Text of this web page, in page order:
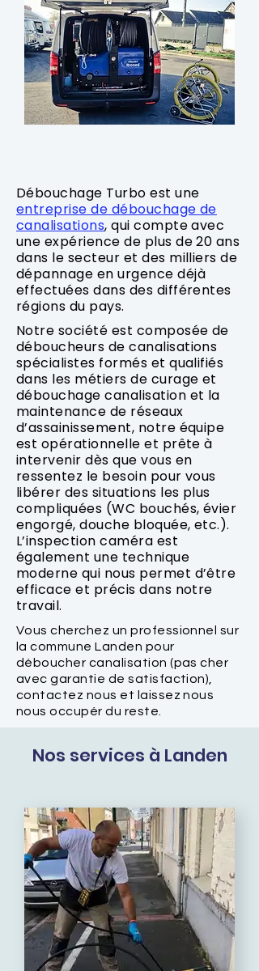
Débouchage Turbo est une
entreprise de débouchage de
canalisations, qui compte avec
une expérience de plus de 20 ans
dans le secteur et des milliers de
dépannage en urgence déjà
effectuées dans des différentes
régions du pays.
Notre société est composée de
déboucheurs de canalisations
spécialistes formés et qualifiés
dans les métiers de curage et
débouchage canalisation et la
maintenance de réseaux
d’assainissement, notre équipe
est opérationnelle et prête à
intervenir dès que vous en
ressentez le besoin pour vous
libérer des situations les plus
compliquées (WC bouchés, évier
engorgé, douche bloquée, etc.).
L’inspection caméra est
également une technique
moderne qui nous permet d’être
efficace et précis dans notre
travail.
Vous cherchez un professionnel sur
la commune Landen pour
déboucher canalisation (pas cher
avec garantie de satisfaction),
contactez nous et laissez nous
nous occupér du reste.
Nos services à Landen